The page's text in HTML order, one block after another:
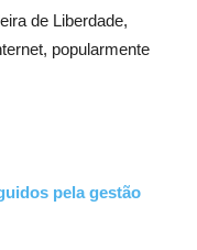
de Liberdade,
popularmente
pela gestão